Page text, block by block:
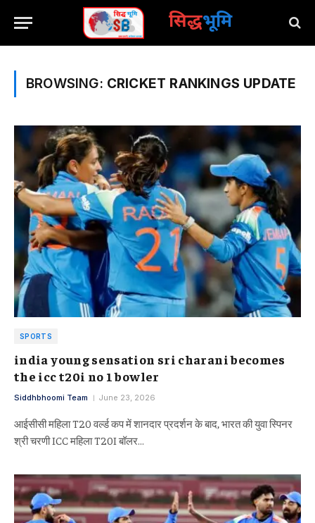
सिद्धभूमि
BROWSING: CRICKET RANKINGS UPDATE
SPORTS
india young sensation sri charani becomes
the icc t20i no 1 bowler
Siddhbhoomi Team June 23, 2026
आईसीसी महिला T20 वर्ल्ड कप में शानदार प्रदर्शन के बाद, भारत की युवा स्पिनर
श्री चरणी ICC महिला T20I बॉलर…